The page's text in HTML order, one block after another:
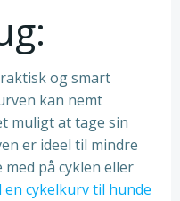
og smart
kan nemt
muligt at tage sin
er ideel til mindre
på cyklen eller
en cykelkurv til hunde